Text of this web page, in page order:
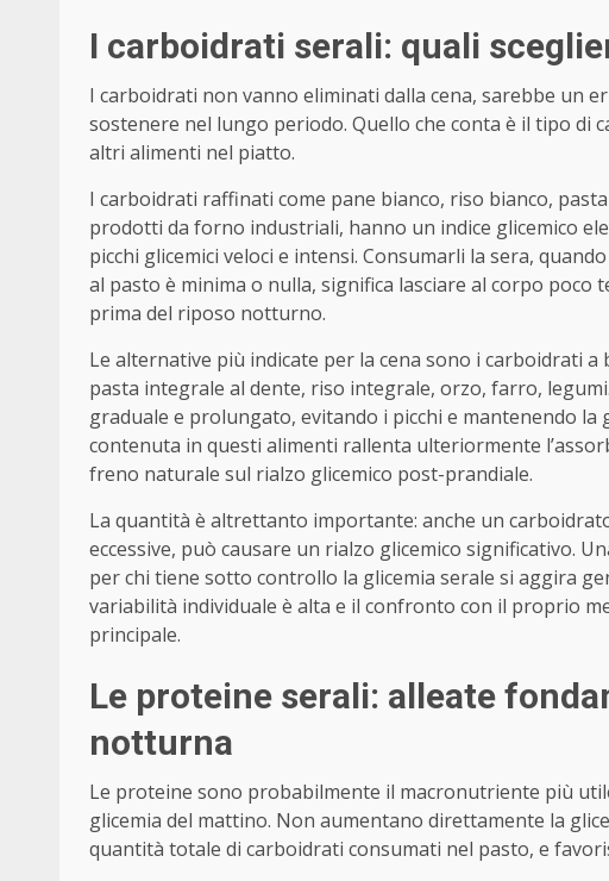
I carboidrati serali: quali
I carboidrati non vanno eliminati dalla cena, sarebbe un
sostenere nel lungo periodo. Quello che conta è il tipo di
altri alimenti nel piatto.
I carboidrati raffinati come pane bianco, riso bianco,
prodotti da forno industriali, hanno un indice glicemico
picchi glicemici veloci e intensi. Consumarli la sera,
al pasto è minima o nulla, significa lasciare al corpo
prima del riposo notturno.
Le alternative più indicate per la cena sono i carboidrati
pasta integrale al dente, riso integrale, orzo, farro,
graduale e prolungato, evitando i picchi e mantenendo
contenuta in questi alimenti rallenta ulteriormente
freno naturale sul rialzo glicemico post-prandiale.
La quantità è altrettanto importante: anche un
eccessive, può causare un rialzo glicemico significativo.
per chi tiene sotto controllo la glicemia serale si aggira
variabilità individuale è alta e il confronto con il proprio
principale.
Le proteine serali: alleate
notturna
Le proteine sono probabilmente il macronutriente più
glicemia del mattino. Non aumentano direttamente la
quantità totale di carboidrati consumati nel pasto, e